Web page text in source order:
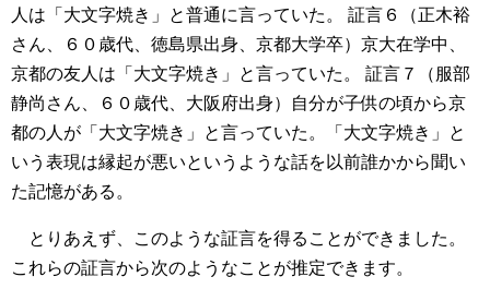
人は「大文字焼き」と普通に言っていた。
証言６（正木裕
さん、６０歳代、徳島県出身、京都大学卒）京大在学中、
京都の友人は「大文字焼き」と言っていた。
証言７（服部
静尚さん、６０歳代、大阪府出身）自分が子供の頃から京
都の人が「大文字焼き」と言っていた。「大文字焼き」と
いう表現は縁起が悪いというような話を以前誰かから聞い
た記憶がある。
とりあえず、このような証言を得ることができました。
これらの証言から次のようなことが推定できます。